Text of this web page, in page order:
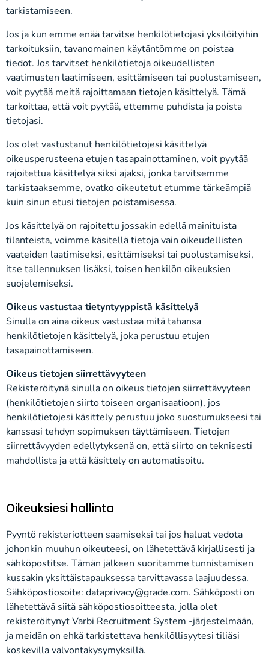
tarkistamiseen.
Jos ja kun emme enää tarvitse henkilötietojasi yksilöityihin
tarkoituksiin, tavanomainen käytäntömme on poistaa
tiedot. Jos tarvitset henkilötietoja oikeudellisten
vaatimusten laatimiseen, esittämiseen tai puolustamiseen,
voit pyytää meitä rajoittamaan tietojen käsittelyä. Tämä
tarkoittaa, että voit pyytää, ettemme puhdista ja poista
tietojasi.
Jos olet vastustanut henkilötietojesi käsittelyä
oikeusperusteena etujen tasapainottaminen, voit pyytää
rajoitettua käsittelyä siksi ajaksi, jonka tarvitsemme
tarkistaaksemme, ovatko oikeutetut etumme tärkeämpiä
kuin sinun etusi tietojen poistamisessa.
Jos käsittelyä on rajoitettu jossakin edellä mainituista
tilanteista, voimme käsitellä tietoja vain oikeudellisten
vaateiden laatimiseksi, esittämiseksi tai puolustamiseksi,
itse tallennuksen lisäksi, toisen henkilön oikeuksien
suojelemiseksi.
Oikeus vastustaa tietyntyyppistä käsittelyä
Sinulla on aina oikeus vastustaa mitä tahansa
henkilötietojen käsittelyä, joka perustuu etujen
tasapainottamiseen.
Oikeus tietojen siirrettävyyteen
Rekisteröitynä sinulla on oikeus tietojen siirrettävyyteen
(henkilötietojen siirto toiseen organisaatioon), jos
henkilötietojesi käsittely perustuu joko suostumukseesi tai
kanssasi tehdyn sopimuksen täyttämiseen. Tietojen
siirrettävyyden edellytyksenä on, että siirto on teknisesti
mahdollista ja että käsittely on automatisoitu.
Oikeuksiesi hallinta
Pyyntö rekisteriotteen saamiseksi tai jos haluat vedota
johonkin muuhun oikeuteesi, on lähetettävä kirjallisesti ja
sähköpostitse. Tämän jälkeen suoritamme tunnistamisen
kussakin yksittäistapauksessa tarvittavassa laajuudessa.
Sähköpostiosoite: dataprivacy@grade.com. Sähköposti on
lähetettävä siitä sähköpostiosoitteesta, jolla olet
rekisteröitynyt Varbi Recruitment System -järjestelmään,
ja meidän on ehkä tarkistettava henkilöllisyytesi tiliäsi
koskevilla valvontakysymyksillä.